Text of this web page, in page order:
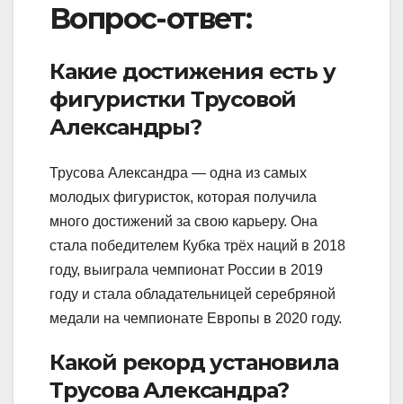
Вопрос-ответ:
Какие достижения есть у
фигуристки Трусовой
Александры?
Трусова Александра — одна из самых
молодых фигуристок, которая получила
много достижений за свою карьеру. Она
стала победителем Кубка трёх наций в 2018
году, выиграла чемпионат России в 2019
году и стала обладательницей серебряной
медали на чемпионате Европы в 2020 году.
Какой рекорд установила
Трусова Александра?